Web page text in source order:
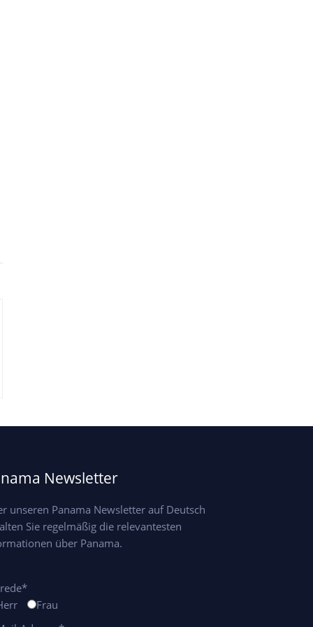
Newsletter
unseren Panama Newsletter auf Deutsch
Sie regelmäßig die relevantesten
über Panama.
Frau